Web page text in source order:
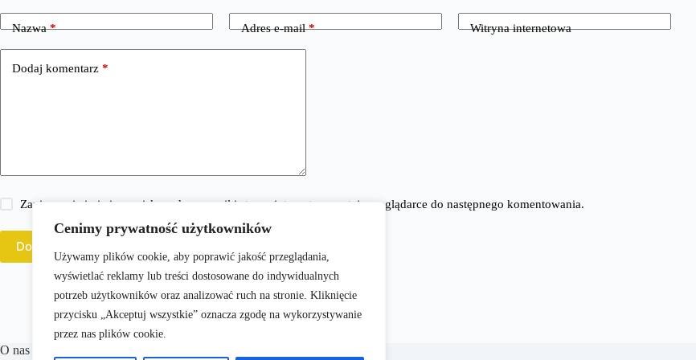
Cenimy prywatność użytkowników
Używamy plików cookie, aby poprawić jakość przeglądania,
wyświetlać reklamy lub treści dostosowane do indywidualnych
potrzeb użytkowników oraz analizować ruch na stronie. Kliknięcie
przycisku „Akceptuj wszystkie” oznacza zgodę na wykorzystywanie
przez nas plików cookie.
Nazwa* Adres e-mail* Witryna internetowa
Dodaj komentarz *
Zapisz moje imię i nazwisko, adres e-mail i stronę internetową w tej przeglądarce do następnego komentowania.
Dodaj komentarz
O nas